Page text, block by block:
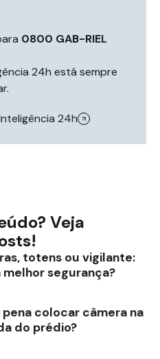
0800 GAB-RIEL
24h está sempre
24h
Veja
totens ou vigilante:
melhor segurança?
pena colocar câmera na
do prédio?